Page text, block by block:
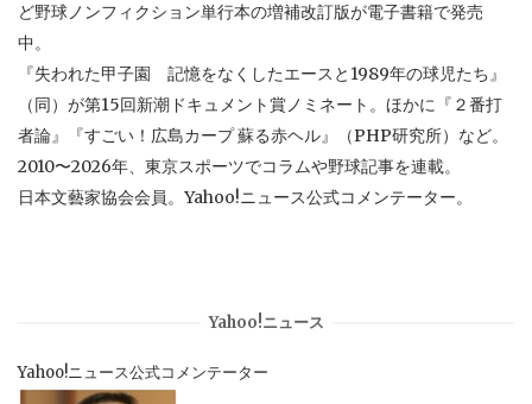
ど野球ノンフィクション単行本の増補改訂版が電子書籍で発売
中。
『失われた甲子園 記憶をなくしたエースと1989年の球児たち』
（同）が第15回新潮ドキュメント賞ノミネート。ほかに『２番打
者論』『すごい！広島カープ 蘇る赤ヘル』（PHP研究所）など。
2010〜2026年、東京スポーツでコラムや野球記事を連載。
日本文藝家協会会員。Yahoo!ニュース公式コメンテーター。
Yahoo!ニュース
Yahoo!ニュース公式コメンテーター